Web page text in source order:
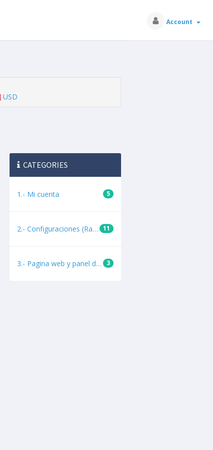
Account
USD
CATEGORIES
5
1.- Mi cuenta
11
2.- Configuraciones (Radio por internet)
3
3.- Pagina web y panel de control PLESK